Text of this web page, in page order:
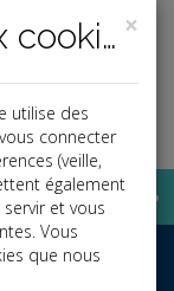
a
×
Politique relative aux cookies
utilise des
connecter
(veille,
également
et vous
Vous
que nous